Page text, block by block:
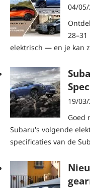
04/
elektrisch — en je kan
19/
Goed
Subaru's volgende
specificaties van de